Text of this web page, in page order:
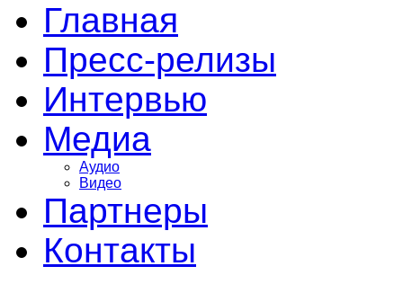
Главная
Пресс-релизы
Интервью
Медиа
Аудио
Видео
Партнеры
Контакты